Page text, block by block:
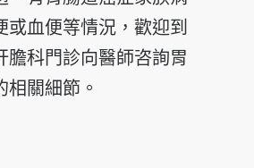
或血便等情況，歡迎到
膽科門診向醫師咨詢胃
相關細節。